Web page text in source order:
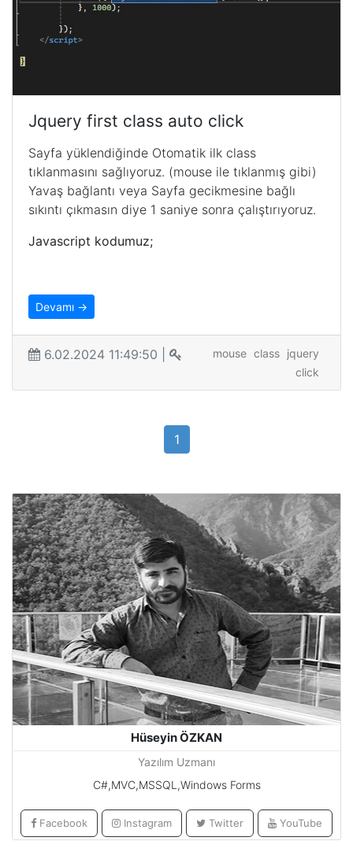
Jquery first class auto click
Sayfa yüklendiğinde Otomatik ilk class
tıklanmasını sağlıyoruz. (mouse ile tıklanmış gibi)
Yavaş bağlantı veya Sayfa gecikmesine bağlı
sıkıntı çıkmasın diye 1 saniye sonra çalıştırıyoruz.
Javascript kodumuz;
Devamı →
6.02.2024 11:49:50 | jquery
class
mouse
click
1
Hüseyin ÖZKAN
Yazılım Uzmanı
C#,MVC,MSSQL,Windows Forms
Facebook Instagram Twitter YouTube